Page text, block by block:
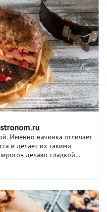
Именно начинка отличает
и делает их такими
делают сладкой